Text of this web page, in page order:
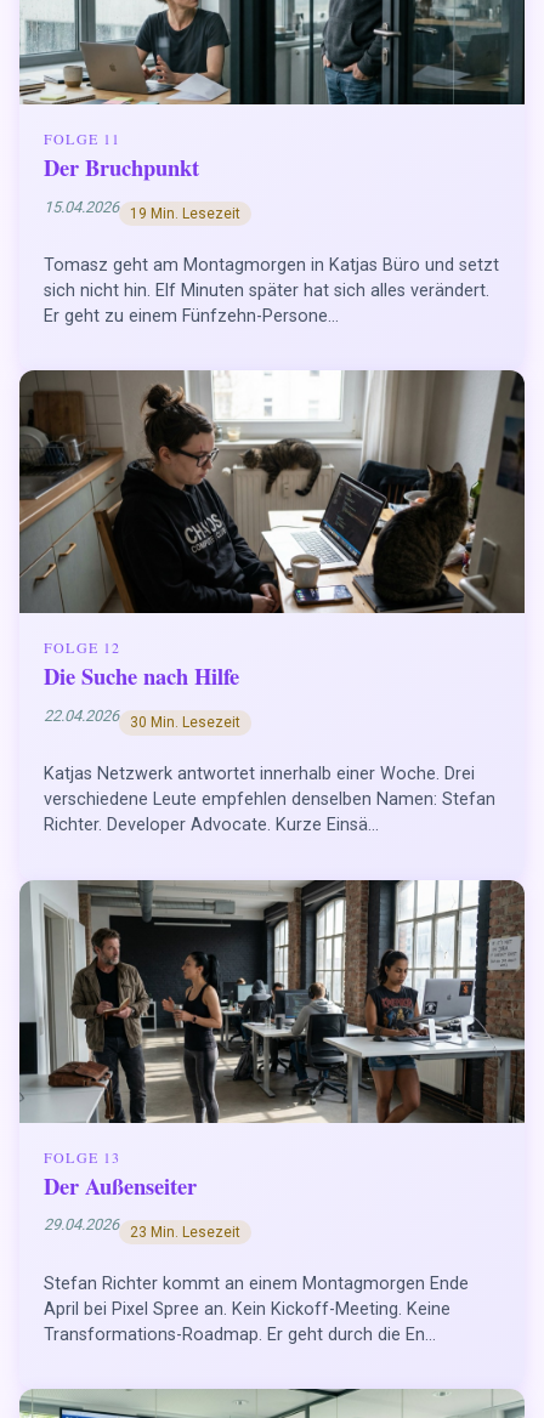
FOLGE 11
Der Bruchpunkt
15.04.2026 19 Min. Lesezeit
Tomasz geht am Montagmorgen in Katjas Büro und setzt
sich nicht hin. Elf Minuten später hat sich alles verändert.
Er geht zu einem Fünfzehn-Persone...
FOLGE 12
Die Suche nach Hilfe
22.04.2026 30 Min. Lesezeit
Katjas Netzwerk antwortet innerhalb einer Woche. Drei
verschiedene Leute empfehlen denselben Namen: Stefan
Richter. Developer Advocate. Kurze Einsä...
FOLGE 13
Der Außenseiter
29.04.2026 23 Min. Lesezeit
Stefan Richter kommt an einem Montagmorgen Ende
April bei Pixel Spree an. Kein Kickoff-Meeting. Keine
Transformations-Roadmap. Er geht durch die En...